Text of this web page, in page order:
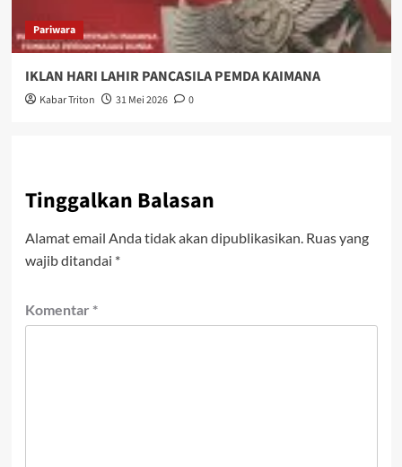
Pariwara
IKLAN HARI LAHIR PANCASILA PEMDA KAIMANA
Kabar Triton 31 Mei 2026 0
Tinggalkan Balasan
Alamat email Anda tidak akan dipublikasikan. Ruas yang
wajib ditandai *
Komentar *